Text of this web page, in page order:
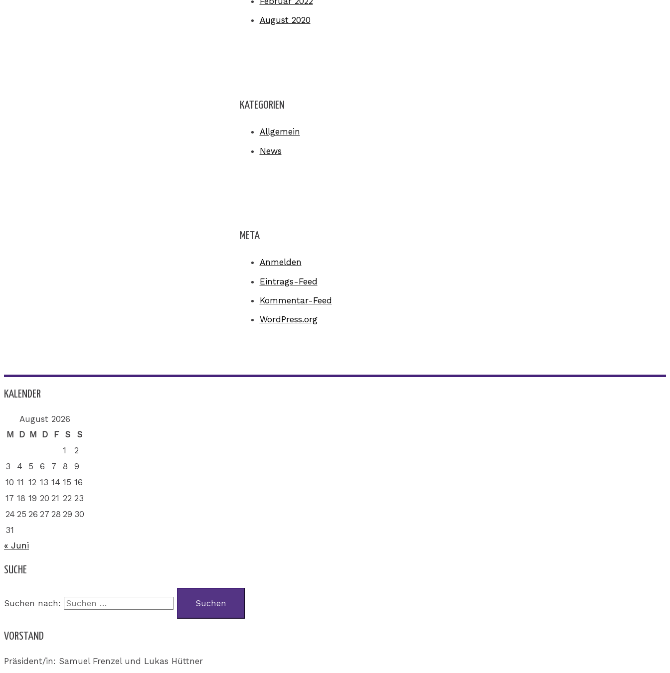
August 2020
KATEGORIEN
Allgemein
News
META
Anmelden
Eintrags-Feed
Kommentar-Feed
WordPress.org
KALENDER
August 2026
M
D M D F S
S
1
2
3
4 5 6 7 8
9
10 11 12 13 14 15 16
17 18 19 20 21 22 23
24 25 26 27 28 29 30
31
« Juni
SUCHE
Suchen nach:
VORSTAND
Präsident/in: Samuel Frenzel und Lukas Hüttner